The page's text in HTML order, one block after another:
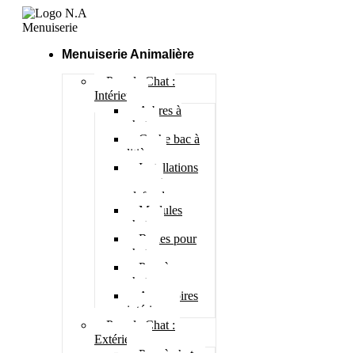
Menuiserie Animalière
Pour le Chat :
Intérieur
Arbres à
chat
Cache bac à
litière
Installations
murs et
plafonds
Modules
chats
Roues pour
chat
Parc à
chatons
Accessoires
intérieur
Pour le Chat :
Extérieur